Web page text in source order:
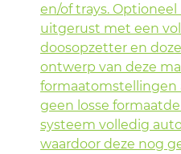
en/of trays.
uitgerust met een
doosopzetter en
ontwerp van deze
formaatomstellingen
geen losse
systeem volledig
waardoor deze nog